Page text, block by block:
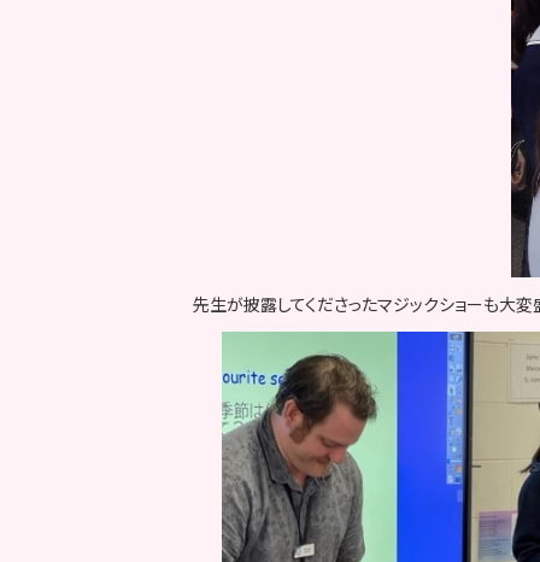
先生が披露してくださったマジックショーも大変